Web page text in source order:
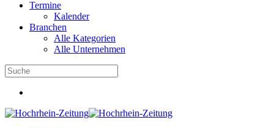
Termine
Kalender
Branchen
Alle Kategorien
Alle Unternehmen